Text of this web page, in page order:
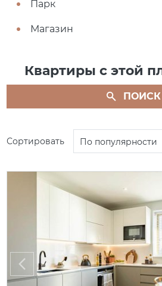
Парк
Магазин
Квартиры с этой
ПОИСК
Сортировать По популярности